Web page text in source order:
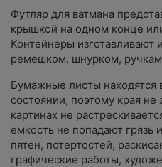
Футляр для ватмана
крышкой на одном конце
Контейнеры изготавливают
ремешком, шнурком,
Бумажные листы находятся
состоянии, поэтому края не
картинах не
емкость не попадают грязь
пятен, потертостей,
графические работы,